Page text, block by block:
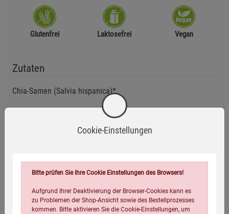
Glutenfrei Laktosefrei Vegan
Zutaten
Chia-Samen (Salvia hispanica)*
*aus kontrolliert ökologischer Erzeugung
Die Tagesdosis von 15 Gramm darf gemäß der Novel Food VO
(EG) 258/97 und 2013/50/EU nicht überschritten werden.
Außerhalb der Reichweite von kleinen Kindern aufbewahren!
Cookie-Einstellungen
Bitte prüfen Sie Ihre Cookie Einstellungen des Browsers!
Aufgrund Ihrer Deaktivierung der Browser-Cookies kann es
zu Problemen der Shop-Ansicht sowie des Bestellprozesses
kommen. Bitte aktivieren Sie die Cookie-Einstellungen, um